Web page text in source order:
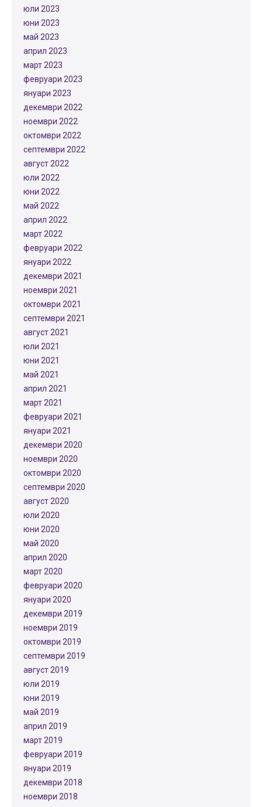
юли 2023
юни 2023
май 2023
април 2023
март 2023
февруари 2023
януари 2023
декември 2022
ноември 2022
октомври 2022
септември 2022
август 2022
юли 2022
юни 2022
май 2022
април 2022
март 2022
февруари 2022
януари 2022
декември 2021
ноември 2021
октомври 2021
септември 2021
август 2021
юли 2021
юни 2021
май 2021
април 2021
март 2021
февруари 2021
януари 2021
декември 2020
ноември 2020
октомври 2020
септември 2020
август 2020
юли 2020
юни 2020
май 2020
април 2020
март 2020
февруари 2020
януари 2020
декември 2019
ноември 2019
октомври 2019
септември 2019
август 2019
юли 2019
юни 2019
май 2019
април 2019
март 2019
февруари 2019
януари 2019
декември 2018
ноември 2018